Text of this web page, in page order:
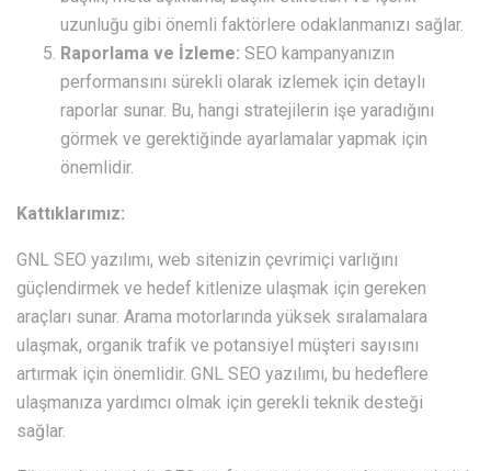
uzunluğu gibi önemli faktörlere odaklanmanızı sağlar.
Raporlama ve İzleme: SEO kampanyanızın
performansını sürekli olarak izlemek için detaylı
raporlar sunar. Bu, hangi stratejilerin işe yaradığını
görmek ve gerektiğinde ayarlamalar yapmak için
önemlidir.
Kattıklarımız:
GNL SEO yazılımı, web sitenizin çevrimiçi varlığını
güçlendirmek ve hedef kitlenize ulaşmak için gereken
araçları sunar. Arama motorlarında yüksek sıralamalara
ulaşmak, organik trafik ve potansiyel müşteri sayısını
artırmak için önemlidir. GNL SEO yazılımı, bu hedeflere
ulaşmanıza yardımcı olmak için gerekli teknik desteği
sağlar.